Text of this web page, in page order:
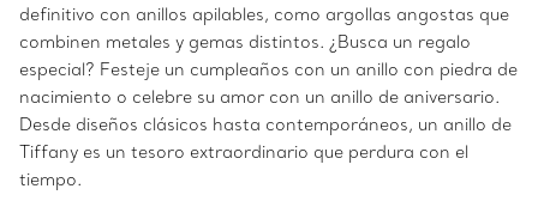
definitivo con anillos apilables, como argollas angostas que
combinen metales y gemas distintos. ¿Busca un regalo
especial? Festeje un cumpleaños con un anillo con piedra de
nacimiento o celebre su amor con un anillo de aniversario.
Desde diseños clásicos hasta contemporáneos, un anillo de
Tiffany es un tesoro extraordinario que perdura con el
tiempo.